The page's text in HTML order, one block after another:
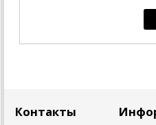
Контакты